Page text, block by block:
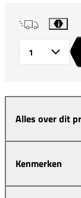
i
Alles over dit
Kenmerken